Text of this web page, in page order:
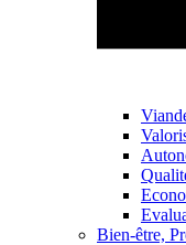
Bien-être,